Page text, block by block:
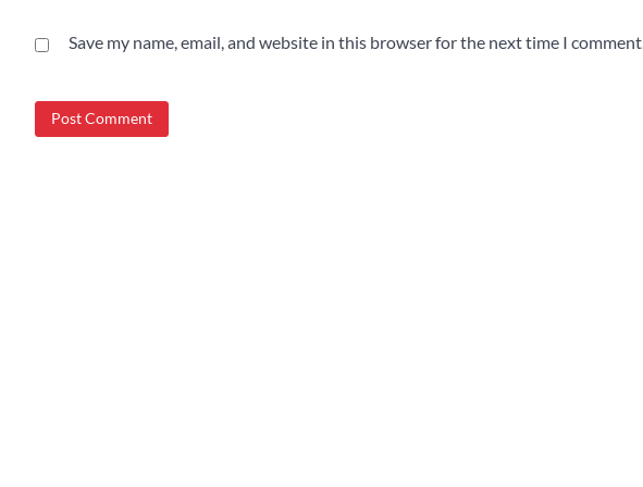
Save my name, email, and website in this browser for the next time I comment.